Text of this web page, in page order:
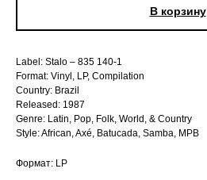
В корзину
Label: Stalo – 835 140-1
Format: Vinyl, LP, Compilation
Country: Brazil
Released: 1987
Genre: Latin, Pop, Folk, World, & Country
Style: African, Axé, Batucada, Samba, MPB
Формат: LP